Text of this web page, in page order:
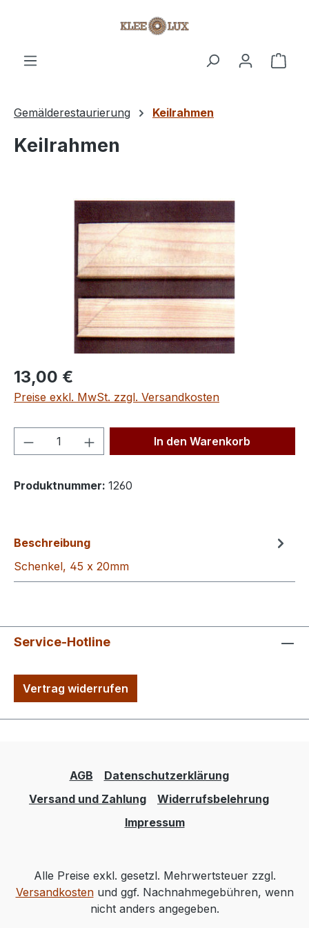
Gemälderestaurierung Keilrahmen
Keilrahmen
Regulärer Preis:
13,00 €
Preise exkl. MwSt. zzgl. Versandkosten
Produkt Anzahl: Gib denIn den Warenkorb
Produktnummer: 1260
Beschreibung
Schenkel, 45 x 20mm
Service-Hotline
Vertrag widerrufen
AGB
Datenschutzerklärung
Versand und Zahlung
Widerrufsbelehrung
Impressum
Alle Preise exkl. gesetzl. Mehrwertsteuer zzgl.
Versandkostenund ggf. Nachnahmegebühren, wenn
nicht anders angegeben.